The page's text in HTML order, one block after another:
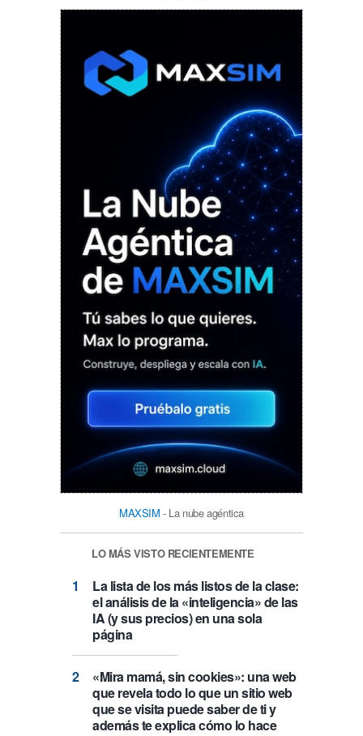
MAXSIM - La nube agéntica
LO MÁS VISTO RECIENTEMENTE
La lista de los más listos de la clase:
el análisis de la «inteligencia» de las
IA (y sus precios) en una sola
página
«Mira mamá, sin cookies»: una web
que revela todo lo que un sitio web
que se visita puede saber de ti y
además te explica cómo lo hace